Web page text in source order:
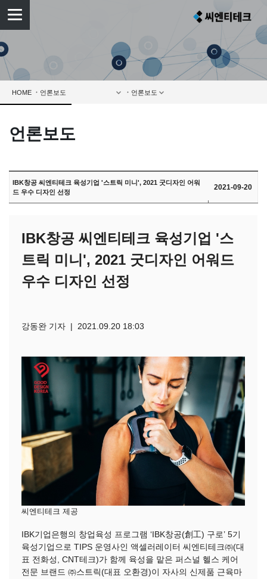
HOME
언론보도
IBK창공 씨엔티테크 육성기업 '스트릭 미니', 2021 굿디자인 어워
드 우수 디자인 선정
2021-09-20
IBK창공 씨엔티테크 육성기업 '스
트릭 미니', 2021 굿디자인 어워드
우수 디자인 선정
강동완 기자 | 2021.09.20 18:03
씨엔티테크 제공
IBK기업은행의 창업육성 프로그램 ‘IBK창공(創工) 구로’ 5기
육성기업으로 TIPS 운영사인 액셀러레이터 씨엔티테크㈜(대
표 전화성, CNT테크)가 함께 육성을 맡은 퍼스널 헬스 케어
전문 브랜드 ㈜스트릭(대표 오환경)이 자사의 신제품 근육마